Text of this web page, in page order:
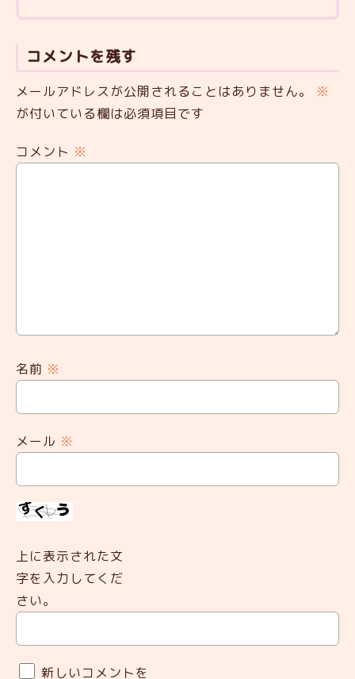
コメントを残す
メールアドレスが公開されることはありません。
※
が付いている欄は必須項目です
コメント ※
名前 ※
メール ※
上に表示された文
字を入力してくだ
さい。
新しいコメントを